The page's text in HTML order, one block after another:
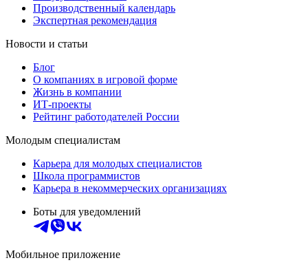
Производственный календарь
Экспертная рекомендация
Новости и статьи
Блог
О компаниях в игровой форме
Жизнь в компании
ИТ-проекты
Рейтинг работодателей России
Молодым специалистам
Карьера для молодых специалистов
Школа программистов
Карьера в некоммерческих организациях
Боты для уведомлений
Мобильное приложение